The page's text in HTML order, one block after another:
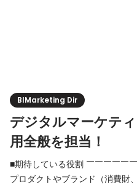
BIMarketing Dir
デジタルマーケテ
用全般を担当！
■期待している役割 ￣￣￣￣￣
プロダクトやブランド（消費財